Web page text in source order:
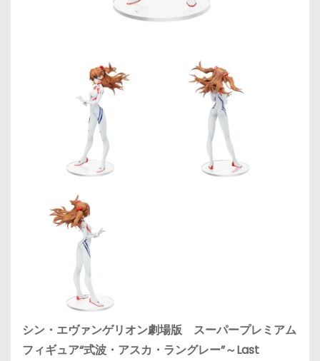
シン・エヴァンゲリオン劇場版 スーパープレミアム
フィギュア“式波・アスカ・ラングレー”～Last